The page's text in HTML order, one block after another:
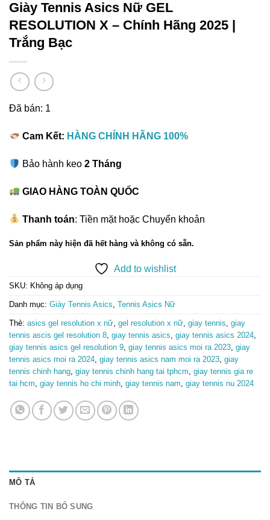
Giày Tennis Asics Nữ GEL
RESOLUTION X – Chính Hãng 2025 |
Trắng Bạc
Đã bán: 1
Cam Kết: HÀNG CHÍNH HÃNG 100%
Bảo hành keo 2 Tháng
GIAO HÀNG TOÀN QUỐC
Thanh toán: Tiền mặt hoặc Chuyển khoản
Sản phẩm này hiện đã hết hàng và không có sẵn.
Add to wishlist
SKU: Không áp dụng
Danh mục: Giày Tennis Asics, Tennis Asics Nữ
Thẻ: asics gel resolution x nữ, gel resolution x nữ, giay tennis, giay
tennis ascis gel resolution 8, giay tennis asics, giay tennis asics 2024,
giay tennis asics gel resolution 9, giay tennis asics moi ra 2023, giay
tennis asics moi ra 2024, giay tennis asics nam moi ra 2023, giay
tennis chinh hang, giay tennis chinh hang tai tphcm, giay tennis gia re
tai hcm, giay tennis ho chi minh, giay tennis nam, giay tennis nu 2024
MÔ TẢ
THÔNG TIN BỔ SUNG